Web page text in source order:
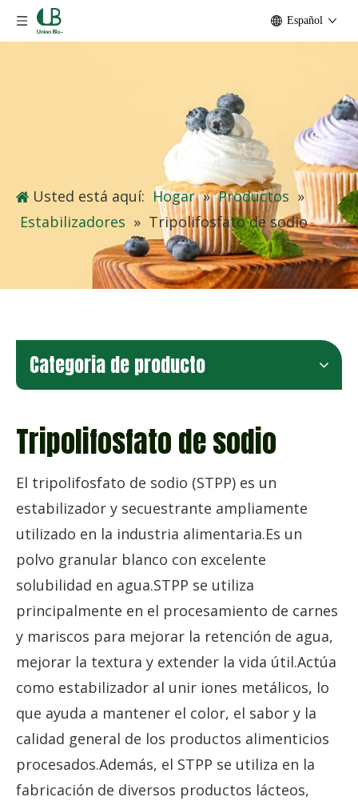
Español
Usted está aquí: Hogar » Productos »
Estabilizadores » Tripolifosfato de sodio
Categoria de producto
Tripolifosfato de sodio
El tripolifosfato de sodio (STPP) es un
estabilizador y secuestrante ampliamente
utilizado en la industria alimentaria.Es un
polvo granular blanco con excelente
solubilidad en agua.STPP se utiliza
principalmente en el procesamiento de carnes
y mariscos para mejorar la retención de agua,
mejorar la textura y extender la vida útil.Actúa
como estabilizador al unir iones metálicos, lo
que ayuda a mantener el color, el sabor y la
calidad general de los productos alimenticios
procesados.Además, el STPP se utiliza en la
fabricación de diversos productos lácteos,